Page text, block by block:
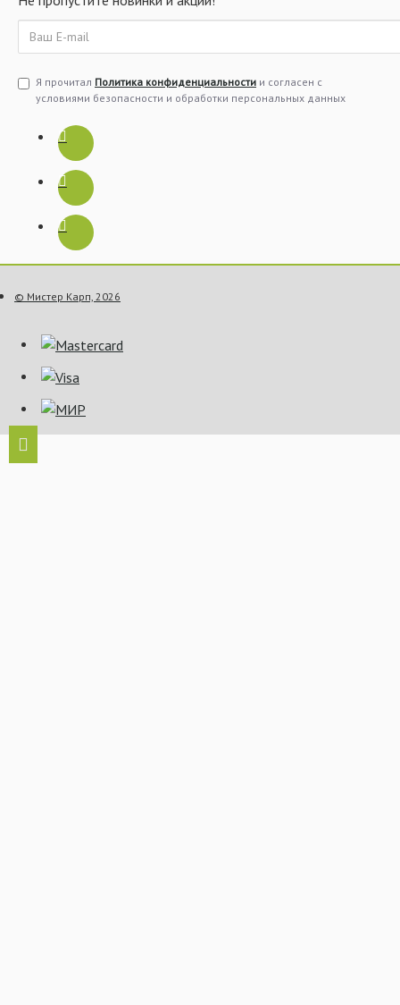
Я прочитал Политика конфиденциальности и согласен с
условиями безопасности и обработки персональных данных
© Мистер Карп, 2026